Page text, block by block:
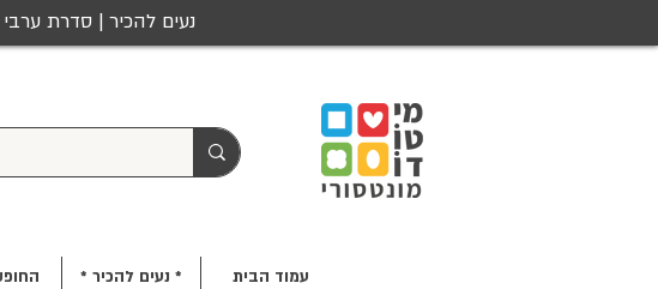
נעים להכיר | סדרת
עמוד הבית * נעים להכיר *